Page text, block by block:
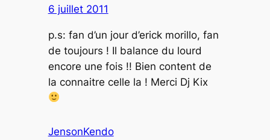
6 juillet 2011
p.s: fan d’un jour d’erick morillo, fan
de toujours ! Il balance du lourd
encore une fois !! Bien content de
la connaitre celle la ! Merci Dj Kix
JensonKendo